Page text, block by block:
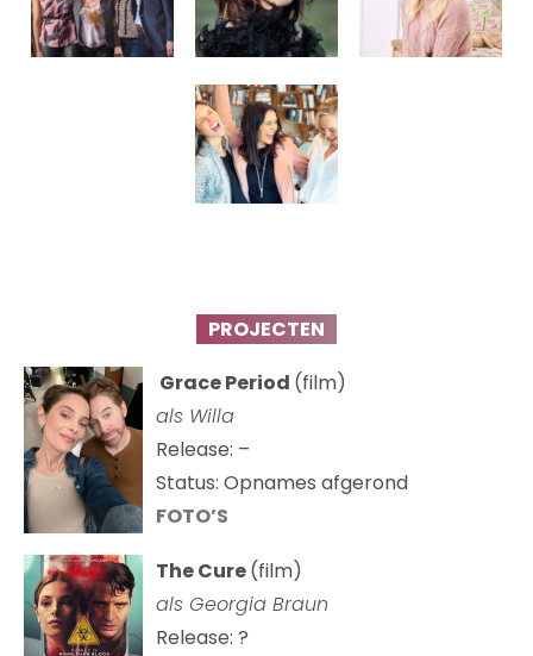
PROJECTEN
Grace Period (film)
als Willa
Release: –
Status: Opnames afgerond
FOTO’S
The Cure(film)
als Georgia Braun
Release: ?